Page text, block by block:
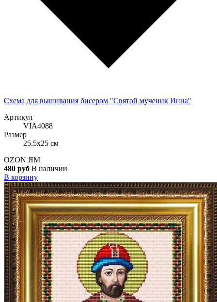
Схема для вышивания бисером "Святой мученик Инна"
Артикул
VIA4088
Размер
25.5x25 см
OZON ЯМ
480 руб В наличии
В корзину